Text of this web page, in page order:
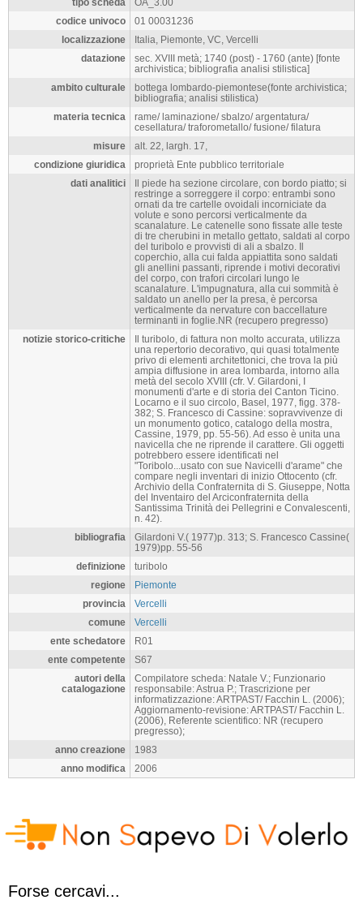
codice univoco
01 00031236
localizzazione
Italia, Piemonte, VC, Vercelli
datazione
sec. XVIII metà; 1740 (post) - 1760 (ante) [fonte
archivistica; bibliografia analisi stilistica]
ambito culturale
bottega lombardo-piemontese(fonte archivistica;
bibliografia; analisi stilistica)
materia tecnica
rame/ laminazione/ sbalzo/ argentatura/
cesellatura/ traforometallo/ fusione/ filatura
misure
alt. 22, largh. 17,
condizione giuridica
proprietà Ente pubblico territoriale
dati analitici
Il piede ha sezione circolare, con bordo piatto; si
restringe a sorreggere il corpo: entrambi sono
ornati da tre cartelle ovoidali incorniciate da
volute e sono percorsi verticalmente da
scanalature. Le catenelle sono fissate alle teste
di tre cherubini in metallo gettato, saldati al corpo
del turibolo e provvisti di ali a sbalzo. Il
coperchio, alla cui falda appiattita sono saldati
gli anellini passanti, riprende i motivi decorativi
del corpo, con trafori circolari lungo le
scanalature. L'impugnatura, alla cui sommità è
saldato un anello per la presa, è percorsa
verticalmente da nervature con baccellature
terminanti in foglie.NR (recupero pregresso)
notizie storico-critiche
Il turibolo, di fattura non molto accurata, utilizza
una repertorio decorativo, qui quasi totalmente
privo di elementi architettonici, che trova la più
ampia diffusione in area lombarda, intorno alla
metà del secolo XVIII (cfr. V. Gilardoni, I
monumenti d'arte e di storia del Canton Ticino.
Locarno e il suo circolo, Basel, 1977, figg. 378-
382; S. Francesco di Cassine: sopravvivenze di
un monumento gotico, catalogo della mostra,
Cassine, 1979, pp. 55-56). Ad esso è unita una
navicella che ne riprende il carattere. Gli oggetti
potrebbero essere identificati nel
"Toribolo...usato con sue Navicelli d'arame" che
compare negli inventari di inizio Ottocento (cfr.
Archivio della Confraternita di S. Giuseppe, Notta
del Inventairo del Arciconfraternita della
Santissima Trinità dei Pellegrini e Convalescenti,
n. 42).
bibliografia
Gilardoni V.( 1977)p. 313; S. Francesco Cassine(
1979)pp. 55-56
definizione
turibolo
regione
Piemonte
provincia
Vercelli
comune
Vercelli
ente schedatore
R01
ente competente
S67
autori della
catalogazione
Compilatore scheda: Natale V.; Funzionario
responsabile: Astrua P.; Trascrizione per
informatizzazione: ARTPAST/ Facchin L. (2006);
Aggiornamento-revisione: ARTPAST/ Facchin L.
(2006), Referente scientifico: NR (recupero
pregresso);
anno creazione
1983
anno modifica
2006
Forse cercavi...